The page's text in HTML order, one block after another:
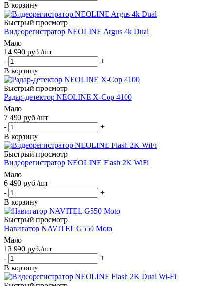
В корзину
Быстрый просмотр
Видеорегистратор NEOLINE Argus 4k Dual
Мало
14 990 руб./шт
-
+
В корзину
Быстрый просмотр
Радар-детектор NEOLINE X-Cop 4100
Мало
7 490 руб./шт
-
+
В корзину
Быстрый просмотр
Видеорегистратор NEOLINE Flash 2K WiFi
Мало
6 490 руб./шт
-
+
В корзину
Быстрый просмотр
Навигатор NAVITEL G550 Moto
Мало
13 990 руб./шт
-
+
В корзину